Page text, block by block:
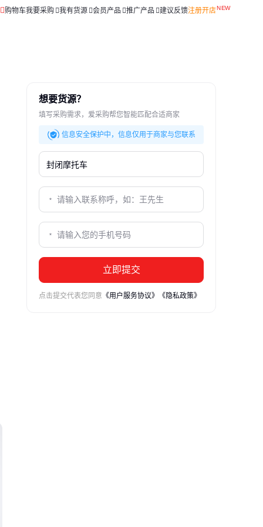
购物车我要采购 我有货源 会员产品 推广产品 建议反馈注册开店
想要货源？
填写采购需求，爱采购帮您智能匹配合适商家
信息安全保护中，信息仅用于商家与您联系
立即提交
点击提交代表您同意 《用户服务协议》 《隐私政策》